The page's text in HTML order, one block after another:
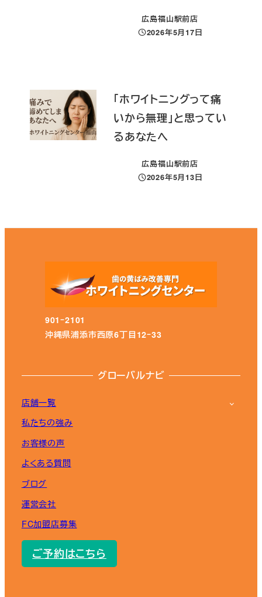
広島福山駅前店
投稿日
2026年5月17日
「ホワイトニングって痛
いから無理」と思ってい
るあなたへ
広島福山駅前店
投稿日
2026年5月13日
901ｰ2101
沖縄県浦添市西原6丁目12ｰ33
グローバルナビ
店舗一覧
私たちの強み
お客様の声
よくある質問
ブログ
運営会社
FC加盟店募集
ご予約はこちら